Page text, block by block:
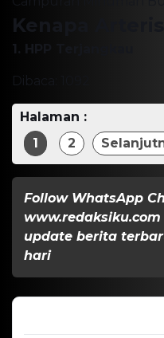
Kenapa
1. HPP Terjangkau
Dibaca:
Halaman :
1
2
Follow WhatsApp
update berita
hari